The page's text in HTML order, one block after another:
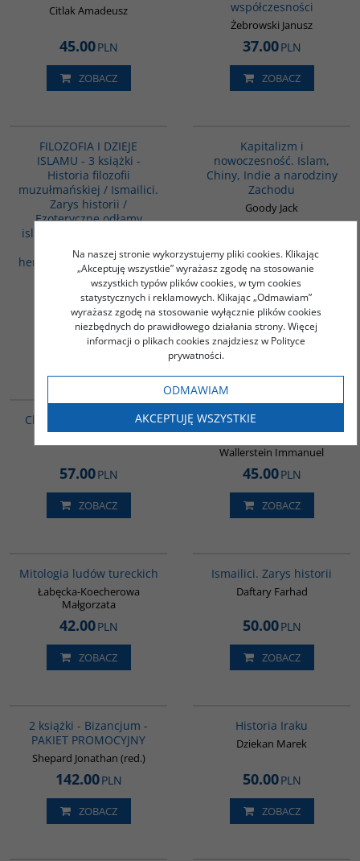
Citlak Amadeusz
45.00PLN
ZOBACZ
współczesności
Żebrowski Janusz
37.00PLN
ZOBACZ
FILOZOFIA I DZIEJE
ISLAMU - 3 książki -
Historia filozofii
muzułmańskiej / Ismailici.
Zarys historii /
Ezoteryczne odłamy
islamu w muzułmańskiej
literaturze
herezjograficznej - PAKIET
PROMOCYJNY
145.00PLN
90.00PLN
Kapitalizm i
nowoczesność. Islam,
Chiny, Indie a narodziny
Zachodu
Goody Jack
45.00PLN
ZOBACZ
Chiny. Powrót olbrzyma
57.00PLN
ZOBACZ
BESTSELLER
Analiza systemów-
światów
Wallerstein Immanuel
45.00PLN
ZOBACZ
Mitologia ludów tureckich
Łabęcka-Koecherowa
Małgorzata
42.00PLN
ZOBACZ
Ismailici. Zarys historii
Daftary Farhad
50.00PLN
ZOBACZ
2 książki - Bizancjum -
PAKIET PROMOCYJNY
Shepard Jonathan (red.)
142.00PLN
ZOBACZ
Historia Iraku
Dziekan Marek
50.00PLN
ZOBACZ
Na naszej stronie wykorzystujemy pliki cookies. Klikając
„Akceptuję wszystkie” wyrażasz zgodę na stosowanie
wszystkich typów plików cookies, w tym cookies
statystycznych i reklamowych. Klikając „Odmawiam”
wyrażasz zgodę na stosowanie wyłącznie plików cookies
niezbędnych do prawidłowego działania strony. Więcej
informacji o plikach cookies znajdziesz w Polityce
prywatności.
ODMAWIAM
AKCEPTUJĘ WSZYSTKIE